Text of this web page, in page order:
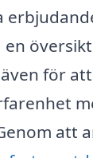
för
att